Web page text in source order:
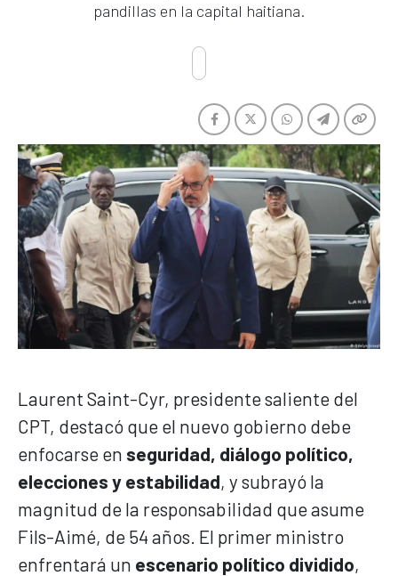
pandillas en la capital haitiana.
Laurent Saint-Cyr, presidente saliente del
CPT, destacó que el nuevo gobierno debe
enfocarse en seguridad, diálogo político,
elecciones y estabilidad, y subrayó la
magnitud de la responsabilidad que asume
Fils-Aimé, de 54 años. El primer ministro
enfrentará un escenario político dividido,